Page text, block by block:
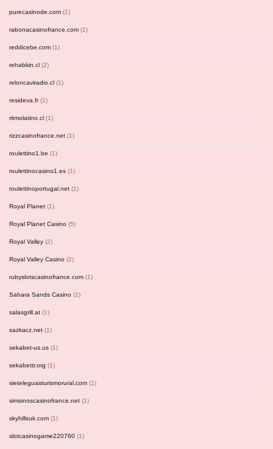
purecasinode.com (1)
rabonacasinofrance.com (1)
reddicebe.com (1)
rehabkin.cl (2)
reloncaviradio.cl (1)
resideva.fr(1)
ritmolatino.cl (1)
rizzcasinofrance.net (1)
roulettino1.be (1)
roulettinocasino1.es (1)
roulettinoportugal.net (1)
Royal Planet (1)
Royal Planet Casino (5)
Royal Valley (2)
Royal Valley Casino (2)
rubyslotscasinofrance.com (1)
Sahara Sands Casino (1)
salasgrill.at (1)
sazkacz.net (1)
sekabet-us.us (1)
sekabettr.org (1)
sieteleguasturismorural.com (1)
simsinoscasinofrance.net (1)
skyhillsuk.com (1)
slotcasinogame220760 (1)